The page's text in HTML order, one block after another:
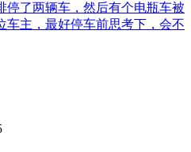
停了两辆车，然后有个电瓶车被
车主，最好停车前思考下，会不